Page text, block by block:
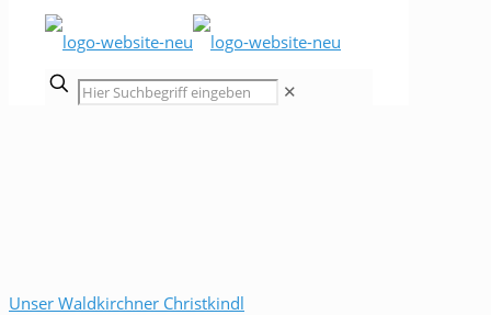
✕
Unser Waldkirchner Christkindl